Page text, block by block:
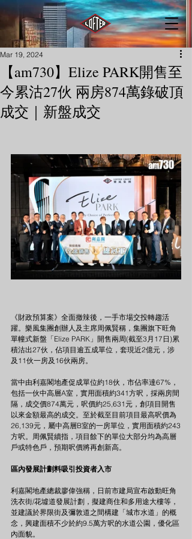
【am730】Elize PARK開售至
今累沽27伙 兩房874萬錄破頂
成交｜新盤成交
Mar 19, 2024
《財政預算案》全面撤辣後，一手市場交投轉趨活
躍。樂風集團創辦人及主席周佩賢稱，集團旗下旺角
單幢式新盤「Elize PARK」開售兩周(截至3月17日)累
積沽出27伙，佔項目逾五成單位，套現近2億元，涉
及11伙一房及16伙兩房。
當中由利嘉閣地產促成單位約18伙，市佔率達67%，
包括一伙中高層A室，實用面積約341方呎，採兩房間
隔，成交價874萬元，呎價約25,631元，創項目開售
以來金額最高的成交。至於截至目前項目最高呎價為
26,139元，屬中高層B室的一房單位，實用面積約243
方呎。周佩賢續指，項目餘下的單位大部分均為高層
戶或特色戶，預期呎價將再創新高。
區內發展計劃料吸引投資者入市
利嘉閣地產總裁廖偉強稱，日前市建局宣布啟動旺角
洗衣街/花墟道發展計劃，擬建商住和多用途大樓等，
並建議於界限街及彌敦道之間構建「城市水道」的概
念，興建面積不少於約9.5萬方呎的水道公園，優化區
內面貌。